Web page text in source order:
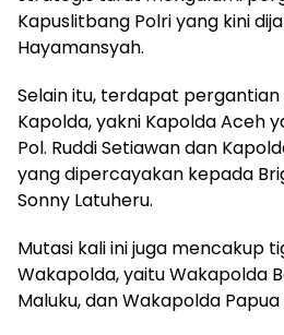
Kapuslitbang Polri yang kini
Hayamansyah.
Selain itu, terdapat
Kapolda, yakni Kapolda Aceh
Pol. Ruddi Setiawan dan
yang dipercayakan kepada
Sonny Latuheru.
Mutasi kali ini juga mencakup
Wakapolda, yaitu Wakapolda
Maluku, dan Wakapolda